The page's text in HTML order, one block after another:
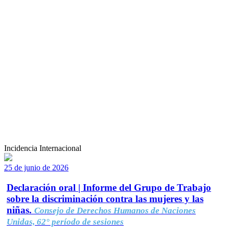
Incidencia Internacional
25 de junio de 2026
Declaración oral | Informe del Grupo de Trabajo
sobre la discriminación contra las mujeres y las
niñas. Consejo de Derechos Humanos de Naciones
Unidas, 62° período de sesiones